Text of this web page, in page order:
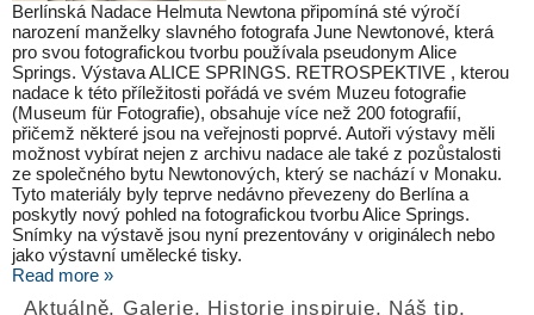
Berlínská Nadace Helmuta Newtona připomíná sté výročí
narození manželky slavného fotografa June Newtonové, která
pro svou fotografickou tvorbu používala pseudonym Alice
Springs. Výstava ALICE SPRINGS. RETROSPEKTIVE , kterou
nadace k této příležitosti pořádá ve svém Muzeu fotografie
(Museum für Fotografie), obsahuje více než 200 fotografií,
přičemž některé jsou na veřejnosti poprvé. Autoři výstavy měli
možnost vybírat nejen z archivu nadace ale také z pozůstalosti
ze společného bytu Newtonových, který se nachází v Monaku.
Tyto materiály byly teprve nedávno převezeny do Berlína a
poskytly nový pohled na fotografickou tvorbu Alice Springs.
Snímky na výstavě jsou nyní prezentovány v originálech nebo
jako výstavní umělecké tisky.
Read more »
Aktuálně, Galerie, Historie inspiruje, Náš tip,